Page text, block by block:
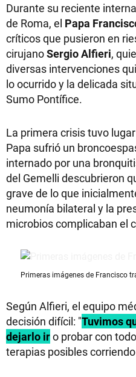
Durante su reciente
de Roma, el Papa
críticos que pusieron en
cirujanoSergio Alfieri,
diversas intervenciones
lo ocurrido y la delicada
Sumo Pontífice.
La primera crisis tuvo
Papa sufrió un
internado por una
del Gemelli descubrieron
grave de lo que
neumonía bilateral y la
microbios complicaban el
Primeras imágenes de Francisco
Según Alfieri, el equipo
decisión difícil: "Tuvimos
dejarlo iro probar con
terapias posibles